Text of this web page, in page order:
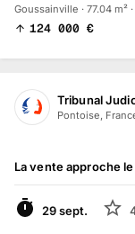
Goussainville · 77.04 m²
124 000 €
Tribunal
Pontoise,
À VENIR
La vente approche le
29 sept.